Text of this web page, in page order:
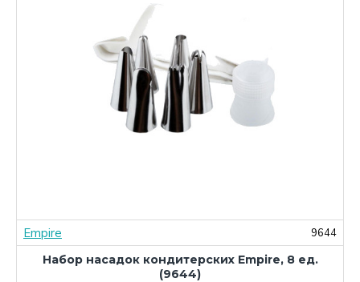
Empire
9644
Набор насадок кондитерских Empire, 8 ед.
(9644)